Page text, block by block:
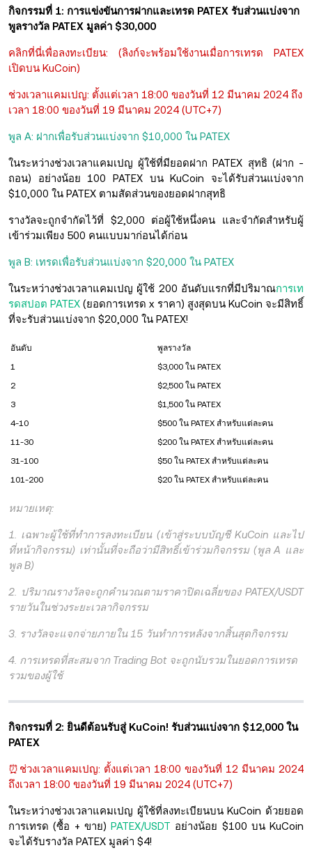
กิจกรรมที่ 1: การแข่งขันการฝากและเทรด PATEX รับส่วนแบ่งจาก
พูลรางวัล PATEX มูลค่า $30,000
คลิกที่นี่เพื่อลงทะเบียน: (ลิงก์จะพร้อมใช้งานเมื่อการเทรด PATEX
เปิดบน KuCoin)
ช่วงเวลาแคมเปญ: ตั้งแต่เวลา 18:00 ของวันที่ 12 มีนาคม 2024 ถึง
เวลา 18:00 ของวันที่ 19 มีนาคม 2024 (UTC+7)
พูล A: ฝากเพื่อรับส่วนแบ่งจาก $10,000 ใน PATEX
ในระหว่างช่วงเวลาแคมเปญ ผู้ใช้ที่มียอดฝาก PATEX สุทธิ (ฝาก -
ถอน) อย่างน้อย 100 PATEX บน KuCoin จะได้รับส่วนแบ่งจาก
$10,000 ใน PATEX ตามสัดส่วนของยอดฝากสุทธิ
รางวัลจะถูกจำกัดไว้ที่ $2,000 ต่อผู้ใช้หนึ่งคน และจำกัดสำหรับผู้
เข้าร่วมเพียง 500 คนแบบมาก่อนได้ก่อน
พูล B: เทรดเพื่อรับส่วนแบ่งจาก $20,000 ใน PATEX
ในระหว่างช่วงเวลาแคมเปญ ผู้ใช้ 200 อันดับแรกที่มีปริมาณการเท
รดสปอต PATEX(ยอดการเทรด x ราคา) สูงสุดบน KuCoin จะมีสิทธิ์
ที่จะรับส่วนแบ่งจาก $20,000 ใน PATEX!
อันดับ
พูลรางวัล
1
$3,000 ใน PATEX
2
$2,500 ใน PATEX
3
$1,500 ใน PATEX
4-10
$500 ใน PATEX สำหรับแต่ละคน
11-30
$200 ใน PATEX สำหรับแต่ละคน
31-100
$50 ใน PATEX สำหรับแต่ละคน
101-200
$20 ใน PATEX สำหรับแต่ละคน
หมายเหตุ:
1. เฉพาะผู้ใช้ที่ทำการลงทะเบียน (เข้าสู่ระบบบัญชี KuCoin และไป
ที่หน้ากิจกรรม) เท่านั้นที่จะถือว่ามีสิทธิ์เข้าร่วมกิจกรรม (พูล A และ
พูล B)
2. ปริมาณรางวัลจะถูกคำนวณตามราคาปิดเฉลี่ยของ PATEX/USDT
รายวันในช่วงระยะเวลากิจกรรม
3. รางวัลจะแจกจ่ายภายใน 15 วันทำการหลังจากสิ้นสุดกิจกรรม
4. การเทรดที่สะสมจาก Trading Bot จะถูกนับรวมในยอดการเทรด
รวมของผู้ใช้
กิจกรรมที่ 2: ยินดีต้อนรับสู่ KuCoin! รับส่วนแบ่งจาก $12,000 ใน
PATEX
⏰ช่วงเวลาแคมเปญ: ตั้งแต่เวลา 18:00 ของวันที่ 12 มีนาคม 2024
ถึงเวลา 18:00 ของวันที่ 19 มีนาคม 2024 (UTC+7)
ในระหว่างช่วงเวลาแคมเปญ ผู้ใช้ที่ลงทะเบียนบน KuCoin ด้วยยอด
การเทรด (ซื้อ + ขาย) PATEX/USDT อย่างน้อย $100 บน KuCoin
จะได้รับรางวัล PATEX มูลค่า $4!